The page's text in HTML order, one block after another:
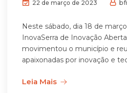
22 de março de 2023
Neste sábado, dia 18 de
InovaSerra de Inovação
movimentou o município e
apaixonadas por inovação e
Leia Mais